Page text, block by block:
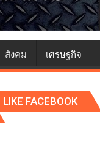
สังคม เศรษฐกิจ
LIKE FACEBOOK